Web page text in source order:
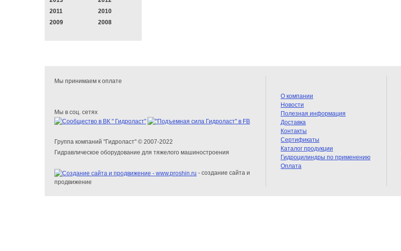
2011
2010
2009
2008
Мы принимаем к оплате
Мы в соц. сетях
Группа компаний "Гидроласт" © 2007-2022
Гидравлическое оборудование для тяжелого машиностроения
- создание сайта и
продвижение
О компании
Новости
Полезная информация
Доставка
Контакты
Сертификаты
Каталог продукции
Гидроцилиндры по применению
Оплата